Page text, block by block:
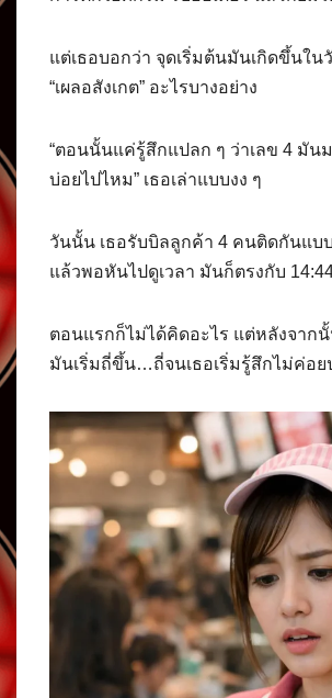
แต่เธอบอกว่า จุดเริ่มต้นมันเกิดขึ้นใน
“เผลอสังเกต” อะไรบางอย่าง
“ตอนนั้นแค่รู้สึกแปลก ๆ ว่าเลข 4 มัน
บ่อยไปไหม” เธอเล่าแบบงง ๆ
วันนั้น เธอรับบิลลูกค้า 4 คนติดกันแบ
แล้วพอหันไปดูเวลา มันก็ตรงกับ
ตอนแรกก็ไม่ได้คิดอะไร แต่หลังจากนั้
มันเริ่มถี่ขึ้น…ถี่จนเธอเริ่มรู้สึกไม่ค่อย